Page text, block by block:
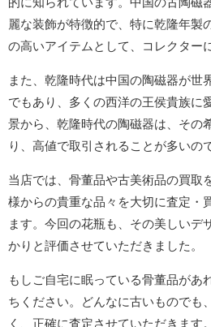
麗な装飾が特徴的で、特に乾隆年製
の高いアイテムとして、コレクター
また、乾隆時代は中国の陶磁器が世
でもあり、多くの西洋の王侯貴族に
景から、乾隆時代の陶磁器は、その
り、高値で取引されることが多いの
当店では、骨董品や古美術品の買取
様からの貴重な品々を大切に査定・
ます。今回の花瓶も、その美しいデ
かりと評価させていただきました。
もしご自宅に眠っている骨董品があ
ちください。どんなに古いものでも
く、正確に査定させていただきます。